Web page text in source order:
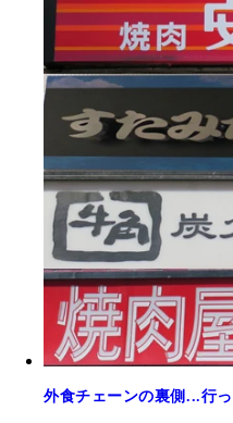
外食チェーンの裏側...行